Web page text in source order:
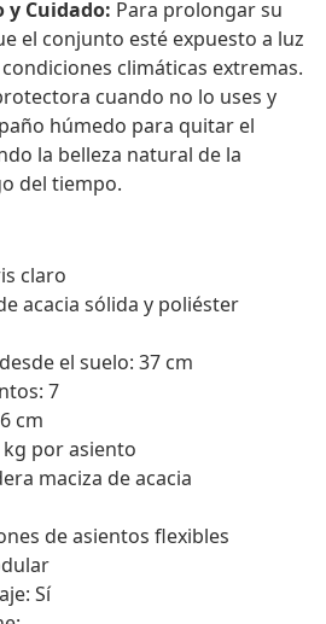
Cuidado: Para prolongar su
el conjunto esté expuesto a luz
climáticas extremas.
cuando no lo uses y
húmedo para quitar el
la belleza natural de la
del tiempo.
claro
acacia sólida y poliéster
el suelo: 37 cm
7
cm
kg por asiento
maciza de acacia
de asientos flexibles
Sí